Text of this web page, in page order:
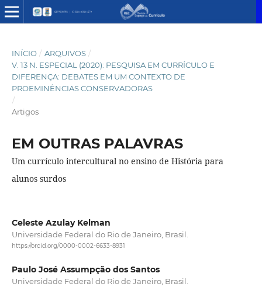
INÍCIO / ARQUIVOS /
V. 13 N. ESPECIAL (2020): PESQUISA EM CURRÍCULO E
DIFERENÇA: DEBATES EM UM CONTEXTO DE
PROEMINÊNCIAS CONSERVADORAS
/
Artigos
EM OUTRAS PALAVRAS
Um currículo intercultural no ensino de História para
alunos surdos
Celeste Azulay Kelman
Universidade Federal do Rio de Janeiro, Brasil.
https://orcid.org/0000-0002-6633-8931
Paulo José Assumpção dos Santos
Universidade Federal do Rio de Janeiro, Brasil.